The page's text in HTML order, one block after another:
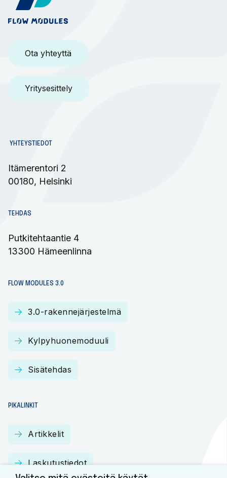
Ota yhteyttä
Yritysesittely
YHTEYSTIEDOT
Itämerentori 2
00180, Helsinki
TEHDAS
Putkitehtaantie 4
13300 Hämeenlinna​
FLOW MODULES 3.0
3.0-rakennejärjestelmä
Kylpyhuonemoduuli
Sisätehdas
PIKALINKIT
Artikkelit
Laskutustiedot